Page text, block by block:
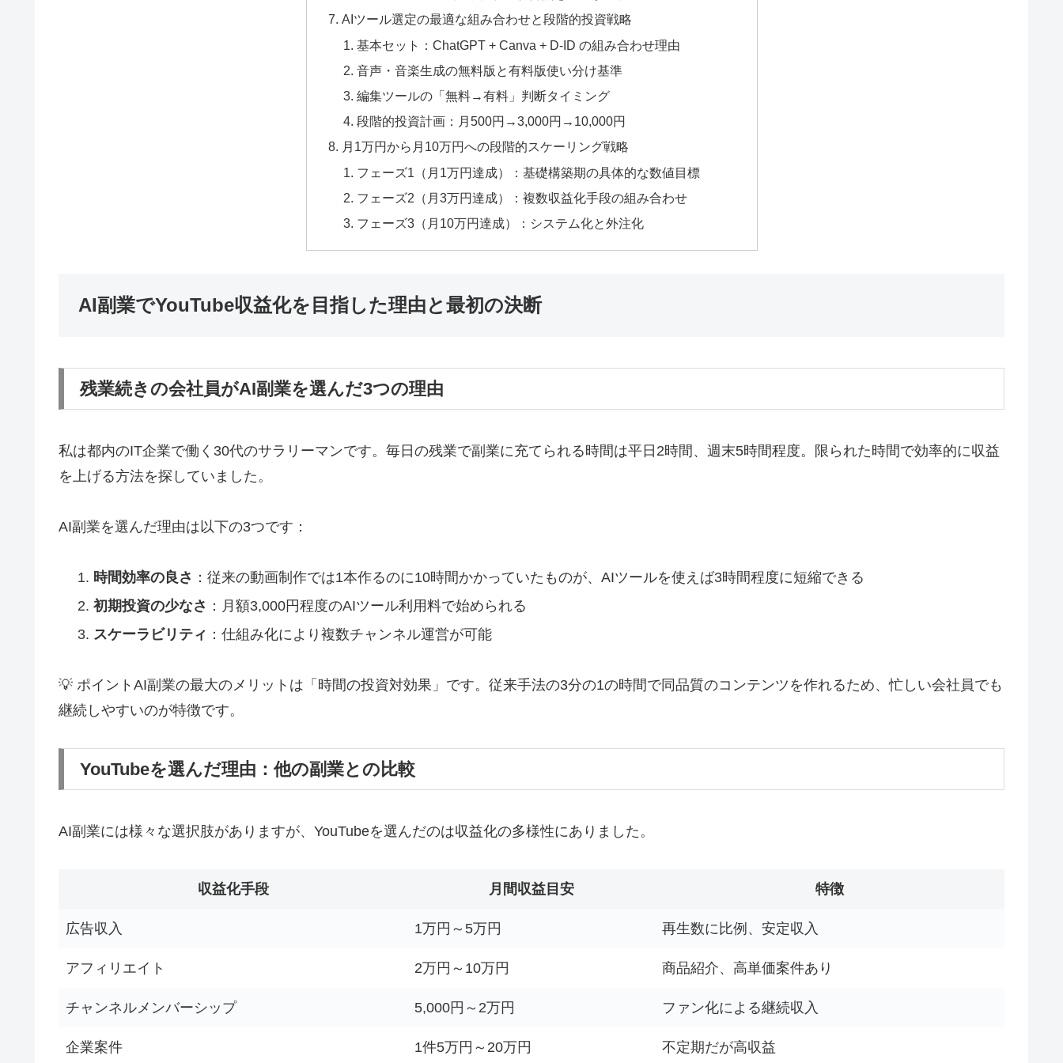
AIツール選定の最適な組み合わせと段階的投資戦略
基本セット：ChatGPT + Canva + D-ID の組み合わせ理由
音声・音楽生成の無料版と有料版使い分け基準
編集ツールの「無料→有料」判断タイミング
段階的投資計画：月500円→3,000円→10,000円
月1万円から月10万円への段階的スケーリング戦略
フェーズ1（月1万円達成）：基礎構築期の具体的な数値目標
フェーズ2（月3万円達成）：複数収益化手段の組み合わせ
フェーズ3（月10万円達成）：システム化と外注化
AI副業でYouTube収益化を目指した理由と最初の決断
残業続きの会社員がAI副業を選んだ3つの理由
私は都内のIT企業で働く30代のサラリーマンです。毎日の残業で副業に充てられる時間は平日2時間、週末5時間程度。限られた時間で効率的に収益
を上げる方法を探していました。
AI副業を選んだ理由は以下の3つです：
時間効率の良さ ：従来の動画制作では1本作るのに10時間かかっていたものが、AIツールを使えば3時間程度に短縮できる
初期投資の少なさ ：月額3,000円程度のAIツール利用料で始められる
スケーラビリティ ：仕組み化により複数チャンネル運営が可能
💡 ポイント AI副業の最大のメリットは「時間の投資対効果」です。従来手法の3分の1の時間で同品質のコンテンツを作れるため、忙しい会社員でも
継続しやすいのが特徴です。
YouTubeを選んだ理由：他の副業との比較
AI副業には様々な選択肢がありますが、YouTubeを選んだのは収益化の多様性にありました。
収益化手段 月間収益目安 特徴
広告収入 1万円～5万円 再生数に比例、安定収入
アフィリエイト 2万円～10万円 商品紹介、高単価案件あり
チャンネルメンバーシップ 5,000円～2万円 ファン化による継続収入
企業案件 1件5万円～20万円 不定期だが高収益